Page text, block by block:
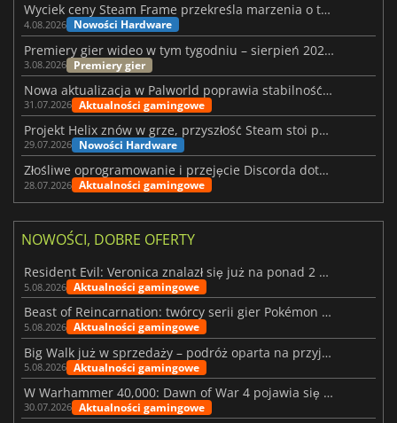
Wyciek ceny Steam Frame przekreśla marzenia o tanim zestawie VR
4.08.2026 Nowości Hardware
Premiery gier wideo w tym tygodniu – sierpień 2026 r. (32. tydzień)
3.08.2026 Premiery gier
Nowa aktualizacja w Palworld poprawia stabilność Sunreach i walk z bossami
31.07.2026 Aktualności gamingowe
Projekt Helix znów w grze, przyszłość Steam stoi pod znakiem zapytania
29.07.2026 Nowości Hardware
Złośliwe oprogramowanie i przejęcie Discorda dotknęły Meccha Chameleon
28.07.2026 Aktualności gamingowe
NOWOŚCI, DOBRE OFERTY
Resident Evil: Veronica znalazł się już na ponad 2 milionach list życzeń
5.08.2026 Aktualności gamingowe
Beast of Reincarnation: twórcy serii gier Pokémon wkraczają na nową ścieżkę
5.08.2026 Aktualności gamingowe
Big Walk już w sprzedaży – podróż oparta na przyjaźni
5.08.2026 Aktualności gamingowe
W Warhammer 40,000: Dawn of War 4 pojawia się frakcja Nekronów
30.07.2026 Aktualności gamingowe